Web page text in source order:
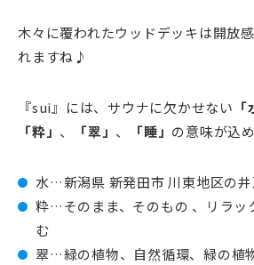
木々に覆われたウッドデッキは開放
れますね♪
『sui』には、サウナに欠かせない 「
「粋」 、 「翠」 、 「睡」 の意味が込
水…新潟県 新発田市 川東地区の
粋…そのまま、そのもの 、リラッ
む
翠…緑の植物、自然循環、緑の植